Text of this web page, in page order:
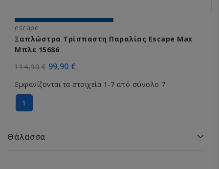
escape
Ξαπλώστρα Τρίσπαστη Παραλίας Escape Max
Μπλε 15686
114,90 € 99,90 €
Εμφανίζονται τα στοιχεία 1-7 από σύνολο 7
1
Θάλασσα